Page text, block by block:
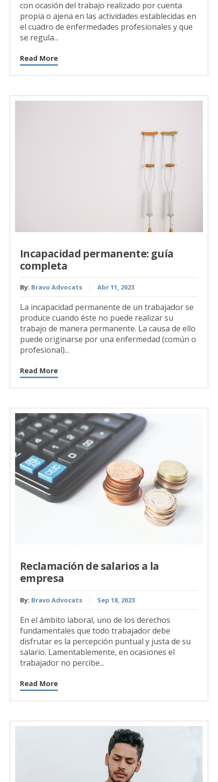
con ocasión del trabajo realizado por cuenta
propia o ajena en las actividades establecidas en
el cuadro de enfermedades profesionales y que
se regula...
Read More
Incapacidad permanente: guía
completa
By: Bravo Advocats Abr 11, 2023
La incapacidad permanente de un trabajador se
produce cuando éste no puede realizar su
trabajo de manera permanente. La causa de ello
puede originarse por una enfermedad (común o
profesional)...
Read More
Reclamación de salarios a la
empresa
By: Bravo Advocats Sep 18, 2023
En el ámbito laboral, uno de los derechos
fundamentales que todo trabajador debe
disfrutar es la percepción puntual y justa de su
salario. Lamentablemente, en ocasiones el
trabajador no percibe...
Read More